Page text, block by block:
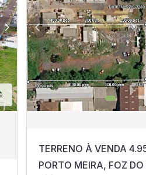
TERRENO À VENDA
PORTO MEIRA, FOZ